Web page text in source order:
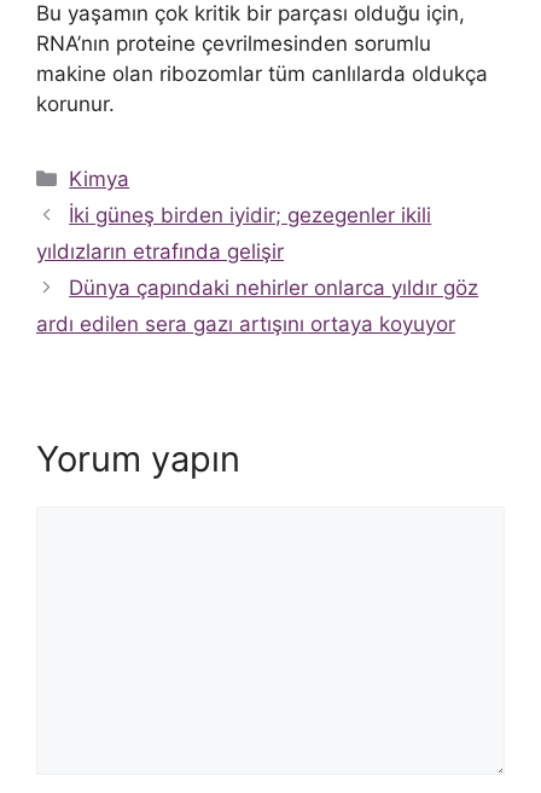
Bu yaşamın çok kritik bir parçası olduğu için,
RNA’nın proteine ​​çevrilmesinden sorumlu
makine olan ribozomlar tüm canlılarda oldukça
korunur.
Kategoriler
Kimya
İki güneş birden iyidir; gezegenler ikili
yıldızların etrafında gelişir
Dünya çapındaki nehirler onlarca yıldır göz
ardı edilen sera gazı artışını ortaya koyuyor
Yorum yapın